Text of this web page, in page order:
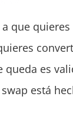
que
es
está